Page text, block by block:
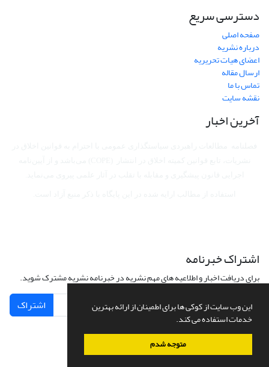
این وب سایت از کوکی ها برای اطمینان از ارائه بهترین
خدمات استفاده می کند.
متوجه شدم
دسترسی سریع
صفحه اصلی
درباره نشریه
اعضای هیات تحریریه
ارسال مقاله
تماس با ما
نقشه سایت
آخرین اخبار
اشتراک خبرنامه
برای دریافت اخبار و اطلاعیه های مهم نشریه در خبرنامه نشریه مشترک شوید.
اشتراک
سامانه مدیریت نشریات علمی.طراحی و پیاده سازی ازسیناوب